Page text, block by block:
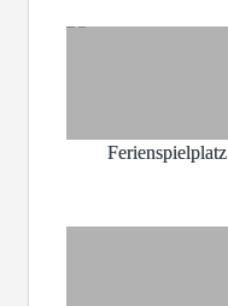
Ferienspielplatz